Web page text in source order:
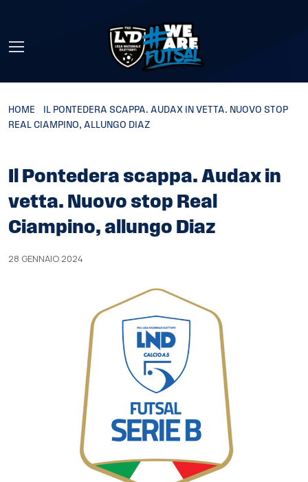
HOME
IL PONTEDERA SCAPPA. AUDAX IN VETTA. NUOVO STOP
REAL CIAMPINO, ALLUNGO DIAZ
Il Pontedera scappa. Audax in
vetta. Nuovo stop Real
Ciampino, allungo Diaz
28 GENNAIO 2024